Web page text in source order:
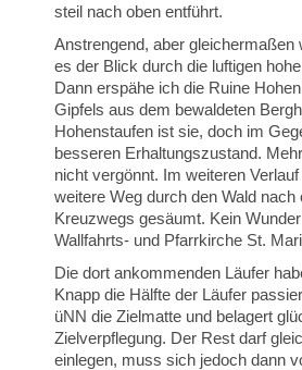
steil nach oben entführt.
Anstrengend, aber
es der Blick durch die luftigen
Dann erspähe ich die Ruine
Gipfels aus dem bewaldeten
Hohenstaufen ist sie, doch im
besseren Erhaltungszustand.
nicht vergönnt. Im weiteren
weitere Weg durch den Wald
Kreuzwegs gesäumt. Kein
Wallfahrts- und Pfarrkirche St.
Die dort ankommenden Läufer
Knapp die Hälfte der Läufer
üNN die Zielmatte und belagert
Zielverpflegung. Der Rest darf
einlegen, muss sich jedoch dann